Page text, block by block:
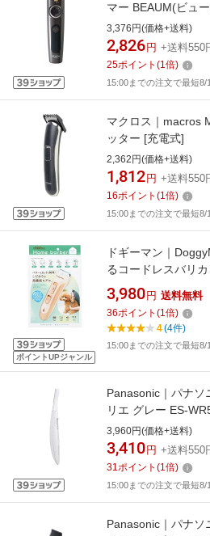
マー BEAUM(ビュ
3,376円(価格+送料)
2,826 円 +送料550
25ポイント (1倍)
15:00までの注文で最短8/
マクロス｜macros
ッター [充電式]
2,362円(価格+送料)
1,812 円 +送料550
16ポイント (1倍)
15:00までの注文で最短8/
ポイントUPジャンル
ドギーマン｜
るコードレスバリカ
3,980 円 送料無料
36ポイント (1倍)
4(4件)
15:00までの注文で最短8/
Panasonic｜パナソ
リエ グレー ES-
3,960円(価格+送料)
3,410 円 +送料550
31ポイント (1倍)
15:00までの注文で最短8/
Panasonic｜パナソ